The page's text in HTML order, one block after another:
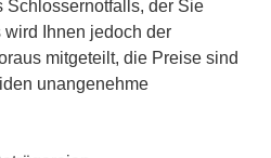
Schlossernotfalls, der Sie
wird Ihnen jedoch der
mitgeteilt, die Preise sind
unangenehme